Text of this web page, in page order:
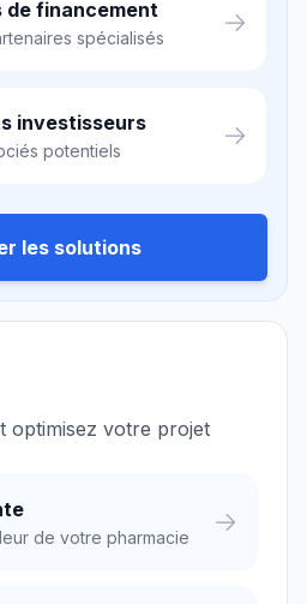
de financement
spécialisés
investisseurs
potentiels
les solutions
optimisez votre projet
de votre pharmacie